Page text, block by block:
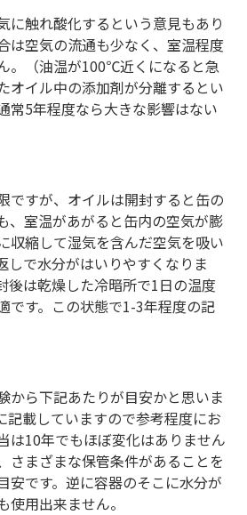
に触れ酸化するという意見もあり
は空気の流通も少なく、室温程度
。（油温が100℃近くになると急
オイル中の添加剤が分離するとい
常5年程度なら大きな影響はない
ですが、オイルは開封すると缶の
、室温があがると缶内の空気が膨
収縮して湿気を含んだ空気を吸い
しで水分がはいりやすくなりま
後は乾燥した冷暗所で1日の温度
です。この状態で1-3年程度の記
から下記あたりが目安かと思いま
記載していますので参考程度にお
は10年でもほぼ変化はありません
さまざまな保管条件があることを
安です。逆に容器のそこに水分が
使用出来ません。